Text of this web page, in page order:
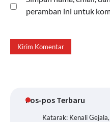
peramban ini untuk
Pos-pos Terbaru
Katarak: Kenali